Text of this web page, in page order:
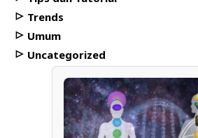
Trends
Umum
Uncategorized